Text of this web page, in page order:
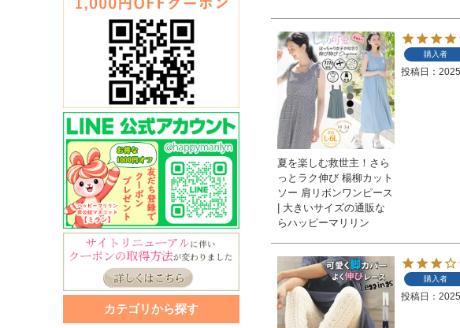
カテゴリから探す
夏を楽しむ救世主！さら
っとラク伸び 楊柳カット
ソー 肩リボンワンピース
| 大きいサイズの通販な
らハッピーマリリン
購入者
投稿日
購入者
投稿日